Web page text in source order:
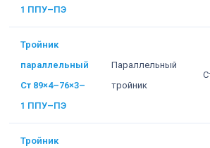
1 ППУ–ПЭ
Тройник
параллельный
Ст 89×4–76×3–
1 ППУ–ПЭ
Параллельный
тройник
Тройник